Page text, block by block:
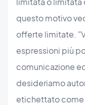
questo motivo
offerte limitate.
espressioni più
comunicazione
desideriamo
etichettato come